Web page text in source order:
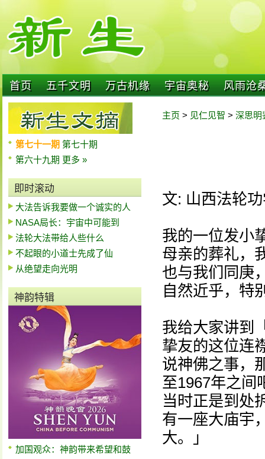
首页 五千文明 万古机缘 宇宙奥秘 风雨沧
第七十一期 第七十期
第六十九期 更多 »
即时滚动
大法告诉我要做一个诚实的人
NASA局长：宇宙中可能到
法轮大法带给人些什么
不起眼的小道士先成了仙
从绝望走向光明
神韵特辑
加国观众：神韵带来希望和鼓
主页 > 见仁见智 > 深思明
文: 山西法轮
我的一位发小
母亲的葬礼，
也与我们同庚
自然近乎，特
我给大家讲到
挚友的这位连
说神佛之事，
至1967年之间
当时正是到处
有一座大庙宇
大。」